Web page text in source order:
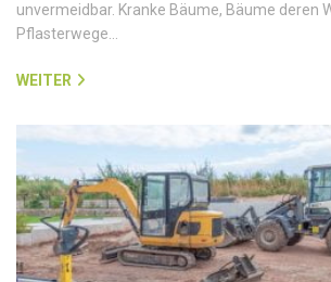
unvermeidbar. Kranke Bäume, Bäume deren
Pflasterwege…
WEITER